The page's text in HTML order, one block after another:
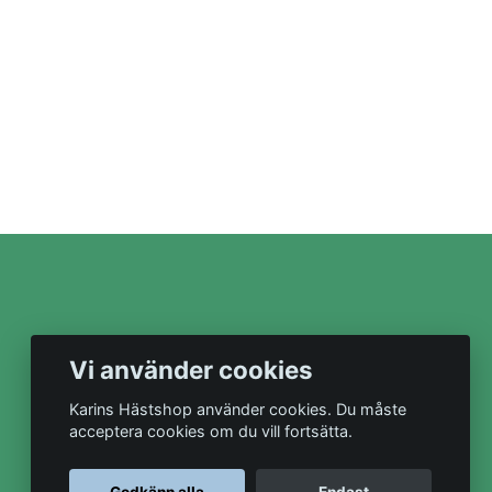
Vi använder cookies
Karins Hästshop använder cookies. Du måste
acceptera cookies om du vill fortsätta.